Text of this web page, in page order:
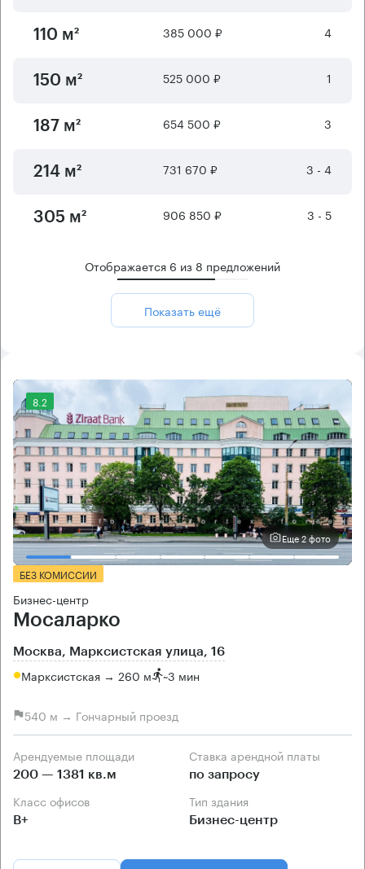
110 м² 385 000 ₽ 4
150 м² 525 000 ₽ 1
187 м² 654 500 ₽ 3
214 м² 731 670 ₽ 3 - 4
305 м² 906 850 ₽ 3 - 5
Отображается 6 из 8 предложений
Показать ещё
8.2
Еще 2 фото
БЕЗ КОМИССИИ
Бизнес-центр
Мосаларко
Москва, Марксистская улица, 16
Марксистская → 260 м ~3 мин
540 м → Гончарный проезд
Арендуемые площади
200 — 1381 кв.м
Ставка арендной платы
по запросу
Класс офисов
B+
Тип здания
Бизнес-центр